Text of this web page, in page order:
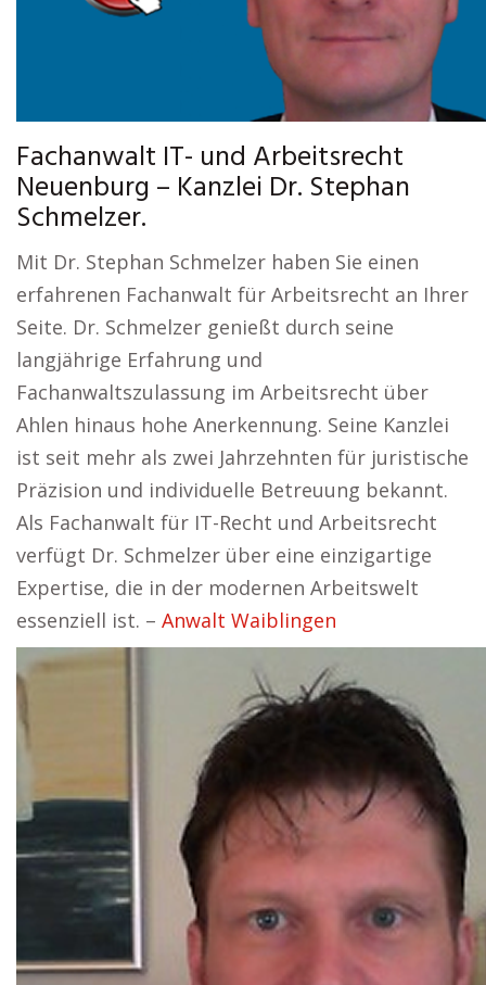
Fachanwalt IT- und Arbeitsrecht
Neuenburg – Kanzlei Dr. Stephan
Schmelzer.
Mit Dr. Stephan Schmelzer haben Sie einen
erfahrenen Fachanwalt für Arbeitsrecht an Ihrer
Seite. Dr. Schmelzer genießt durch seine
langjährige Erfahrung und
Fachanwaltszulassung im Arbeitsrecht über
Ahlen hinaus hohe Anerkennung. Seine Kanzlei
ist seit mehr als zwei Jahrzehnten für juristische
Präzision und individuelle Betreuung bekannt.
Als Fachanwalt für IT-Recht und Arbeitsrecht
verfügt Dr. Schmelzer über eine einzigartige
Expertise, die in der modernen Arbeitswelt
essenziell ist. – Anwalt Waiblingen